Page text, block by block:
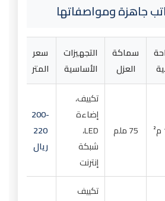
جاهزة ومواصفاتها
سماكة
العزل
التجهيزات
الأساسية
سعر
المتر
75 ملم
تكييف،
إضاءة
LED،
شبكة
إنترنت
200-
220
ريال
تكييف